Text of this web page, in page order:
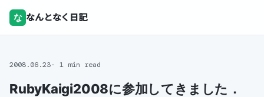
な なんとなく日記
2008.06.23 1 min read
RubyKaigi2008に参加してきました．